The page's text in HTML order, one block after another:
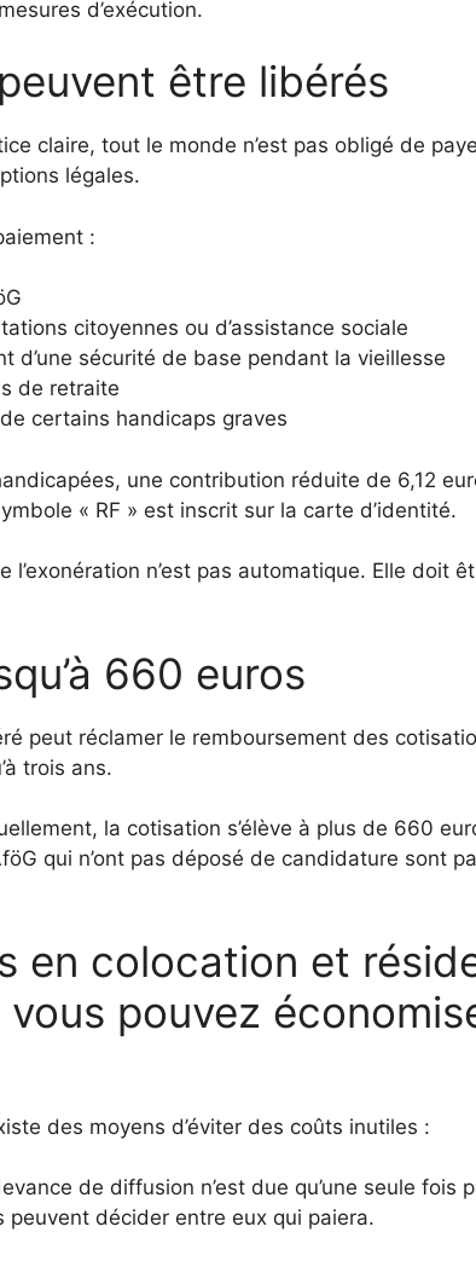
d’exécution.
être libérés
claire, tout le monde n’est pas obligé de
légales.
:
citoyennes ou d’assistance sociale
d’une sécurité de base pendant la vieillesse
de retraite
certains handicaps graves
une contribution réduite de 6,12
« RF » est inscrit sur la carte d’identité.
l’exonération n’est pas automatique. Elle doit
660 euros
peut réclamer le remboursement des
trois ans.
la cotisation s’élève à plus de 660
qui n’ont pas déposé de candidature sont
en colocation et
pouvez
des moyens d’éviter des coûts inutiles :
de diffusion n’est due qu’une seule fois
décider entre eux qui paiera.